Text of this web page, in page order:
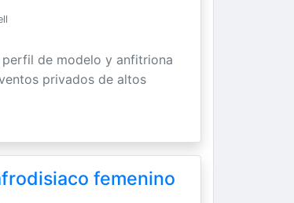
de modelo y anfitriona
privados de altos
femenino